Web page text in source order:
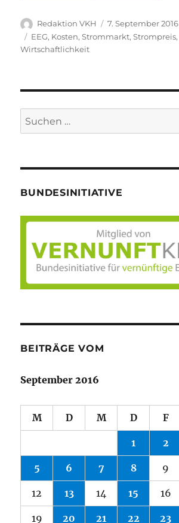
Autor
Redaktion VKH
Veröffentlicht
am
7. September 2016
Schlagwörter
EEG, Kosten,Strommarkt,Strompreis,
Wirtschaftlichkeit
Suche
nach:
BUNDESINITIATIVE
BEITRÄGE VOM
September 2016
M D M D F
1 2
5 6 7 8 9
12 13 14 15 16
19 20 21 22 23